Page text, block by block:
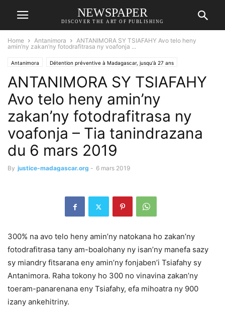
NEWSPAPER
DISCOVER THE ART OF PUBLISHING
Home Antanimora
ANTANIMORA SY TSIAFAHY Avo telo heny
amin’ny zakan’ny fotodrafitrasa ny voafonja ...
Antanimora Détention préventive à Madagascar, jusqu'à 27 ans
NEXTHOPE RANARISON Tsilavo
ANTANIMORA SY TSIAFAHY
Avo telo heny amin’ny
zakan’ny fotodrafitrasa ny
voafonja – Tia tanindrazana
du 6 mars 2019
By justice-madagascar.org - 6 mars 2019
300% na avo telo heny amin’ny natokana ho zakan’ny
fotodrafitrasa tany am-boalohany ny isan’ny manefa sazy
sy miandry fitsarana eny amin’ny fonjaben’i Tsiafahy sy
Antanimora. Raha tokony ho 300 no vinavina zakan’ny
toeram-panarenana eny Tsiafahy, efa mihoatra ny 900
izany ankehitriny.